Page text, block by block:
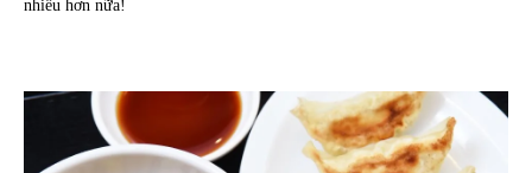
nhiều hơn nữa!